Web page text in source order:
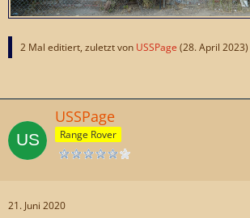
2 Mal editiert, zuletzt von USSPage (28. April 2023)
USSPage
Range Rover
21. Juni 2020